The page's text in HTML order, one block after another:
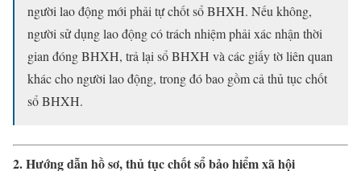
người lao động mới phải tự chốt sổ BHXH. Nếu không,
người sử dụng lao động có trách nhiệm phải xác nhận thời
gian đóng BHXH, trả lại sổ BHXH và các giấy tờ liên quan
khác cho người lao động, trong đó bao gồm cả thủ tục chốt
sổ BHXH.
2. Hướng dẫn hồ sơ, thủ tục chốt sổ bảo hiểm xã hội